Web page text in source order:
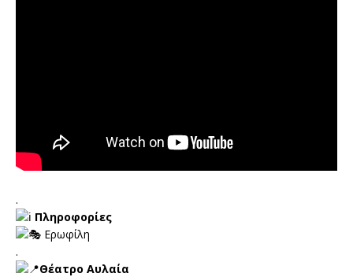
.
Πληροφορίες
Ερωφίλη
.
Θέατρο Αυλαία